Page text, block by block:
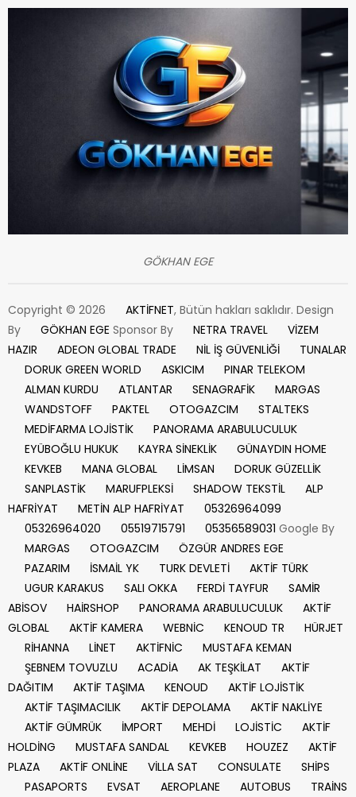
GÖKHAN EGE
Copyright © 2026 AKTİFNET, Bütün hakları saklıdır. Design
By
GÖKHAN EGE Sponsor By NETRA TRAVEL
VİZEM
HAZIR
ADEON GLOBAL TRADE NİL İŞ GÜVENLİĞİ
TUNALAR
DORUK GREEN WORLD
ASKICIM
PINAR TELEKOM
ALMAN KURDU
ATLANTAR SENAGRAFİK
MARGAS
WANDSTOFF
PAKTEL OTOGAZCIM
STALTEKS
MEDİFARMA LOJİSTİK
PANORAMA ARABULUCULUK
EYÜBOĞLU HUKUK
KAYRA SİNEKLİK
GÜNAYDIN HOME
KEVKEB
MANA GLOBAL LİMSAN
DORUK GÜZELLİK
SANPLASTİK
MARUFPLEKSİ SHADOW TEKSTİL
ALP
HAFRİYAT
METİN ALP HAFRİYAT
05326964099
05326964020
05519715791 05356589031 Google By
MARGAS
OTOGAZCIM
ÖZGÜR ANDRES EGE
PAZARIM
İSMAİL YK TURK DEVLETİ
AKTİF TÜRK
UGUR KARAKUS
SALI OKKA FERDİ TAYFUR
SAMİR
ABİSOV
HAİRSHOP PANORAMA ARABULUCULUK
AKTİF
GLOBAL
AKTİF KAMERA WEBNİC KENOUD TR
HÜRJET
RİHANNA
LİNET AKTİFNİC
MUSTAFA KEMAN
ŞEBNEM TOVUZLU
ACADİA AK TEŞKİLAT
AKTİF
DAĞITIM
AKTİF TAŞIMA KENOUD
AKTİF LOJİSTİK
AKTİF TAŞIMACILIK
AKTİF DEPOLAMA
AKTİF NAKLİYE
AKTİF GÜMRÜK
İMPORT MEHDİ LOJİSTİC
AKTİF
HOLDİNG
MUSTAFA SANDAL KEVKEB HOUZEZ
AKTİF
PLAZA
AKTİF ONLİNE VİLLA SAT CONSULATE
SHİPS
PASAPORTS
EVSAT AEROPLANE AUTOBUS
TRAİNS